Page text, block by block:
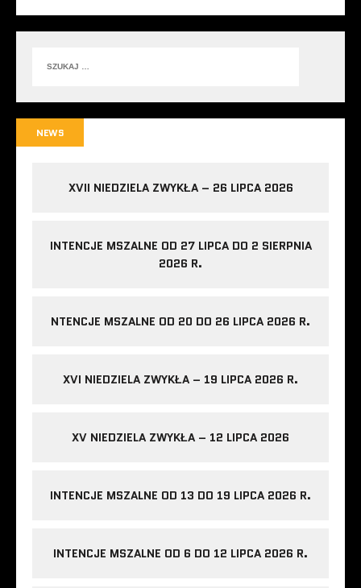
NEWS
XVII NIEDZIELA ZWYKŁA – 26 LIPCA 2026
INTENCJE MSZALNE OD 27 LIPCA DO 2 SIERPNIA
2026 R.
NTENCJE MSZALNE OD 20 DO 26 LIPCA 2026 R.
XVI NIEDZIELA ZWYKŁA – 19 LIPCA 2026 R.
XV NIEDZIELA ZWYKŁA – 12 LIPCA 2026
INTENCJE MSZALNE OD 13 DO 19 LIPCA 2026 R.
INTENCJE MSZALNE OD 6 DO 12 LIPCA 2026 R.